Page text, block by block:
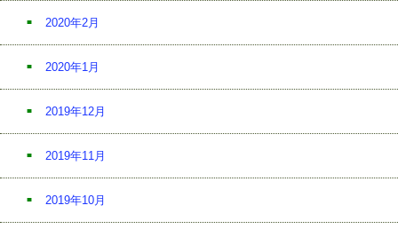
2020年2月
2020年1月
2019年12月
2019年11月
2019年10月